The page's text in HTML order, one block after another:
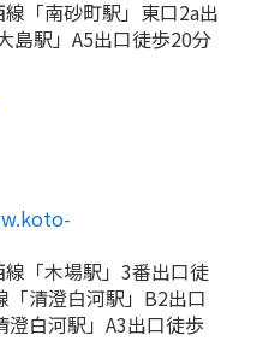
「南砂町駅」東口2a出
島駅」A5出口徒歩20分
「木場駅」3番出口徒
清澄白河駅」B2出口
白河駅」A3出口徒歩